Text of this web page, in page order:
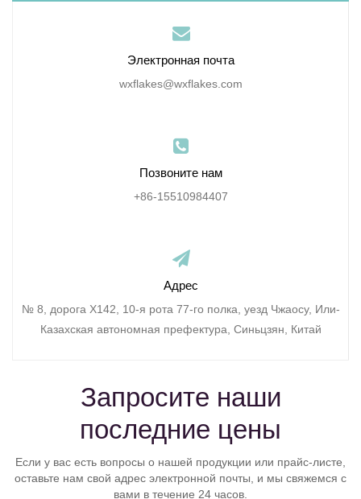
Электронная почта
wxflakes@wxflakes.com
Позвоните нам
+86-15510984407
Адрес
№ 8, дорога X142, 10-я рота 77-го полка, уезд Чжаосу, Или-
Казахская автономная префектура, Синьцзян, Китай
Запросите наши
последние цены
Если у вас есть вопросы о нашей продукции или прайс-листе,
оставьте нам свой адрес электронной почты, и мы свяжемся с
вами в течение 24 часов.